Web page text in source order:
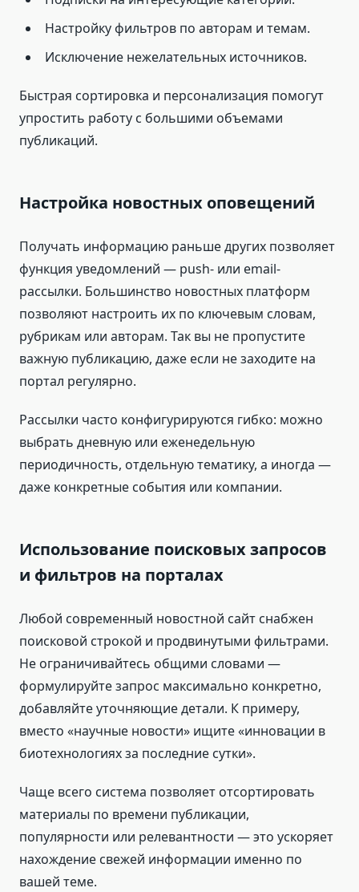
Настройку фильтров по авторам и темам.
Исключение нежелательных источников.
Быстрая сортировка и персонализация помогут
упростить работу с большими объемами
публикаций.
Настройка новостных оповещений
Получать информацию раньше других позволяет
функция уведомлений — push- или email-
рассылки. Большинство новостных платформ
позволяют настроить их по ключевым словам,
рубрикам или авторам. Так вы не пропустите
важную публикацию, даже если не заходите на
портал регулярно.
Рассылки часто конфигурируются гибко: можно
выбрать дневную или еженедельную
периодичность, отдельную тематику, а иногда —
даже конкретные события или компании.
Использование поисковых запросов
и фильтров на порталах
Любой современный новостной сайт снабжен
поисковой строкой и продвинутыми фильтрами.
Не ограничивайтесь общими словами —
формулируйте запрос максимально конкретно,
добавляйте уточняющие детали. К примеру,
вместо «научные новости» ищите «инновации в
биотехнологиях за последние сутки».
Чаще всего система позволяет отсортировать
материалы по времени публикации,
популярности или релевантности — это ускоряет
нахождение свежей информации именно по
вашей теме.